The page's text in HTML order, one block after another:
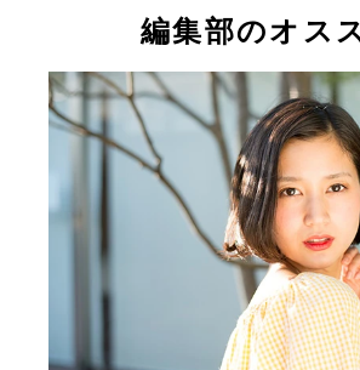
編集部のオス